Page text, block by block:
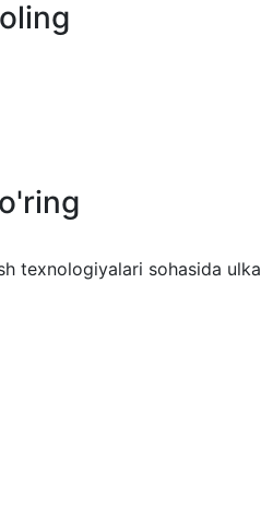
texnologiyalari sohasida